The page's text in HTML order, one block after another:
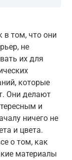
том, что они
не
их для
которые
Они делают
и
ничего не
и цвета.
о том, как
материалы